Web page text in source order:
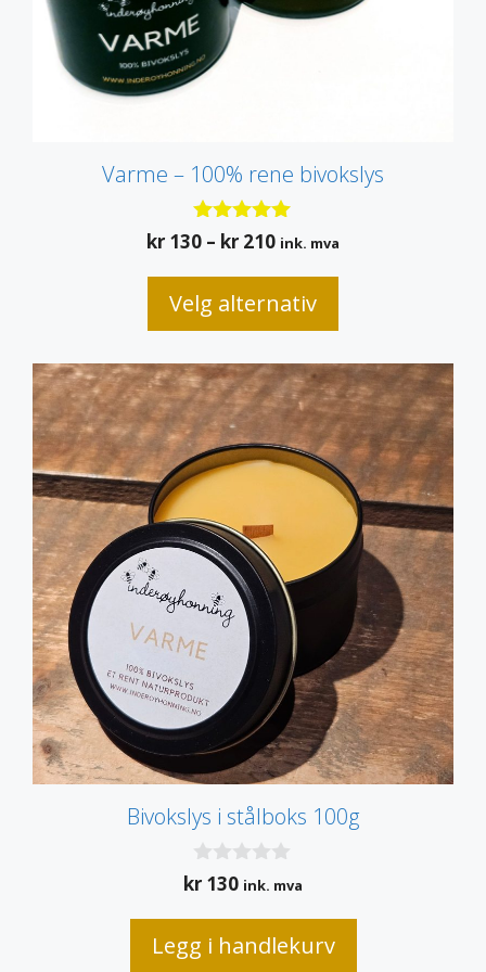
Varme – 100% rene bivokslys
5.00
av 5
kr 130 – kr 210Prisområde:
til
ink. mva
Velg alternativ
produktsiden
Bivokslys i stålboks 100g
0
a
v
kr 130 ink. mva
Legg i handlekurv